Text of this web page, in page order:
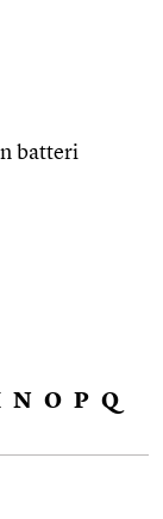
batteri
N O P Q